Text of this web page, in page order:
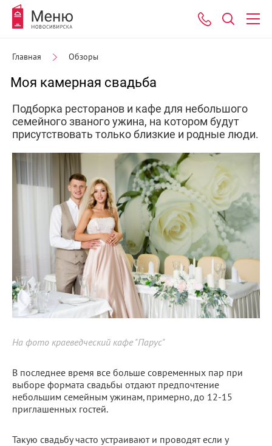
Главная Обзоры
Моя камерная свадьба
Подборка ресторанов и кафе для небольшого
семейного званого ужина, на котором будут
присутствовать только близкие и родные люди.
На фото краеведческий кафе "Парус"
В последнее время все больше современных пар при
выборе формата свадьбы отдают предпочтение
небольшим семейным ужинам, примерно, до 12-15
приглашенных гостей.
Такую свадьбу часто устраивают и проводят если у